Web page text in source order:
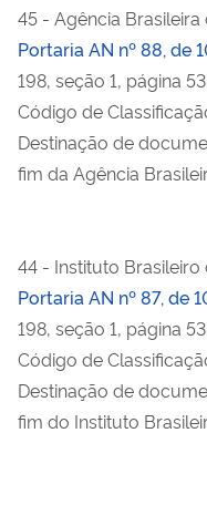
45 - Agência Brasileira
Portaria AN nº 88, de
198, seção 1, página
Código de
Destinação de
fim da Agência
44 - Instituto
Portaria AN nº 87, de
198, seção 1, página
Código de
Destinação de
fim do Instituto